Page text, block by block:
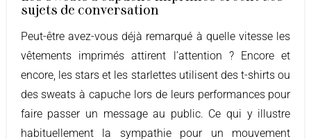
sujets de conversation
Peut-être avez-vous déjà remarqué à quelle vitesse les
vêtements imprimés attirent l’attention ? Encore et
encore, les stars et les starlettes utilisent des t-shirts ou
des sweats à capuche lors de leurs performances pour
faire passer un message au public. Ce qui y illustre
habituellement la sympathie pour un mouvement